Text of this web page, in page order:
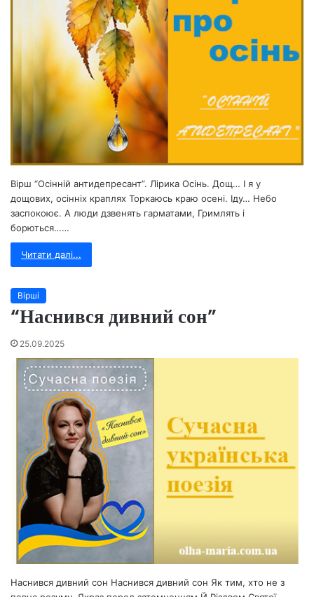
Вірш “Осінній антидепресант”. Лірика Осінь. Дощ… І я у
дощових, осінніх краплях Торкаюсь краю осені. Іду… Небо
заспокоює. А люди дзвенять гарматами, Гримлять і
борються……
Читати далі...
Вірші
“Наснився дивний сон”
25.09.2025
Наснився дивний сон Наснився дивний сон Як тим, хто не з